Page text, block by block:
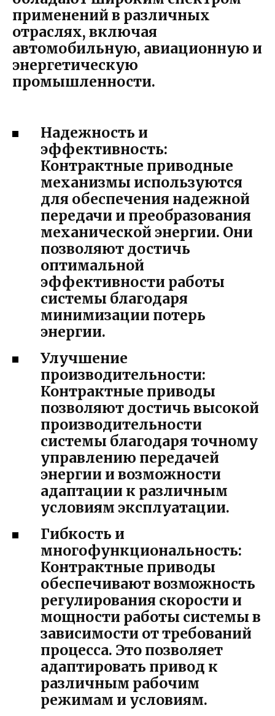
применений в различных
отраслях, включая
автомобильную, авиационную и
энергетическую
промышленности.
Надежность и
эффективность:
Контрактные приводные
механизмы используются
для обеспечения надежной
передачи и преобразования
механической энергии. Они
позволяют достичь
оптимальной
эффективности работы
системы благодаря
минимизации потерь
энергии.
Улучшение
производительности:
Контрактные приводы
позволяют достичь высокой
производительности
системы благодаря точному
управлению передачей
энергии и возможности
адаптации к различным
условиям эксплуатации.
Гибкость и
многофункциональность:
Контрактные приводы
обеспечивают возможность
регулирования скорости и
мощности работы системы в
зависимости от требований
процесса. Это позволяет
адаптировать привод к
различным рабочим
режимам и условиям.